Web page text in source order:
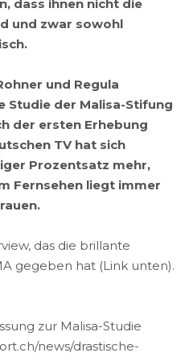
dass ihnen nicht die
und zwar sowohl
und Regula
Studie der Malisa-Stifung
der ersten Erhebung
TV hat sich
Prozentsatz mehr,
Fernsehen liegt immer
das die brillante
gegeben hat (Link unten).
zur Malisa-Studie
news/drastische-